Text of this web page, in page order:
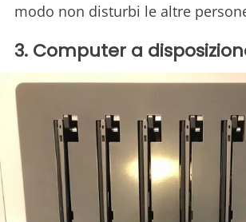
modo non disturbi le altre
3. Computer a